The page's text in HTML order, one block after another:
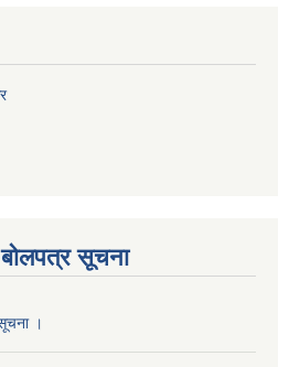
सूचना
।